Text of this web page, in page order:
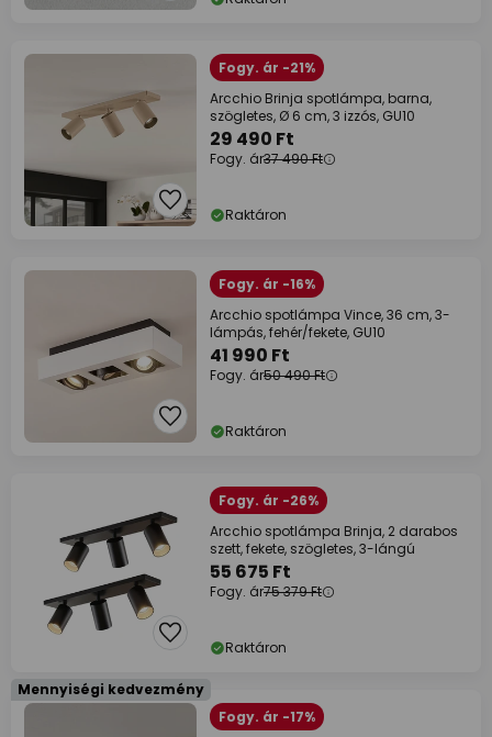
Fogy. ár -21%
Arcchio Brinja spotlámpa, barna,
szögletes, Ø 6 cm, 3 izzós, GU10
29 490 Ft
Fogy. ár37 490 Ft
Raktáron
Fogy. ár -16%
Arcchio spotlámpa Vince, 36 cm, 3-
lámpás, fehér/fekete, GU10
41 990 Ft
Fogy. ár50 490 Ft
Raktáron
Fogy. ár -26%
Arcchio spotlámpa Brinja, 2 darabos
szett, fekete, szögletes, 3-lángú
55 675 Ft
Fogy. ár75 379 Ft
Raktáron
Mennyiségi kedvezmény
Fogy. ár -17%